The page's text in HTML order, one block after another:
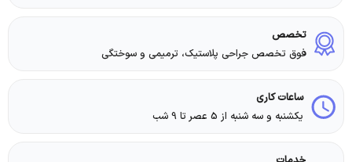
تخصص
فوق تخصص جراحی پلاستیک، ترمیمی و سوختگی
ساعات کاری
یکشنبه و سه شنبه از 5 عصر تا 9 شب